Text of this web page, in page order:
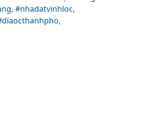
#nhadatvinhloc,